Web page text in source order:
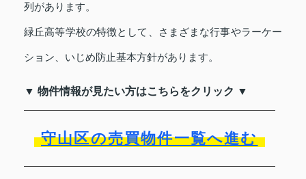
列があります。
緑丘高等学校の特徴として、さまざまな行事やラーケー
ション、いじめ防止基本方針があります。
▼ 物件情報が見たい方はこちらをクリック ▼
守山区の売買物件一覧へ進む